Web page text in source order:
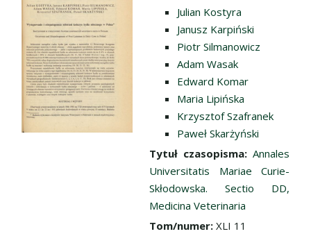
Julian Kostyra
Janusz Karpiński
Piotr Silmanowicz
Adam Wasak
Edward Komar
Maria Lipińska
Krzysztof Szafranek
Paweł Skarżyński
Tytuł czasopisma: Annales
Universitatis Mariae Curie-
Skłodowska. Sectio DD,
Medicina Veterinaria
Tom/numer: XLI 11